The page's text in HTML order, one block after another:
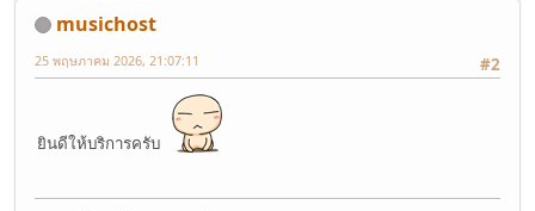
musichost
#2
25 พฤษภาคม 2026, 21:07:11
ยินดีให้บริการครับ